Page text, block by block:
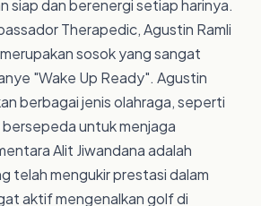
siap dan berenergi setiap harinya.
Therapedic, Agustin Ramli
sosok yang sangat
"Wake Up Ready". Agustin
berbagai jenis olahraga, seperti
untuk menjaga
Alit Jiwandana adalah
telah mengukir prestasi dalam
aktif mengenalkan golf di